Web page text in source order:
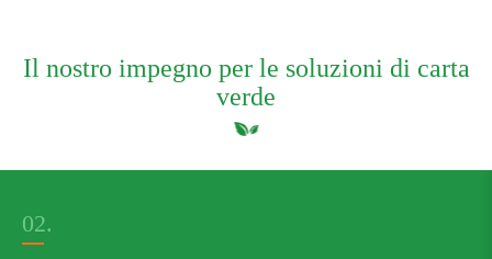
Il nostro impegno per le soluzioni di carta
verde
02.